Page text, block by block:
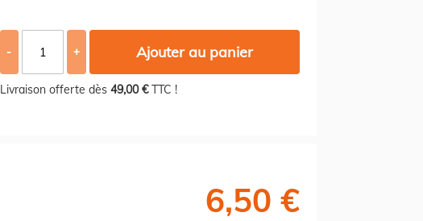
- + Ajouter au panier
Livraison offerte dès 49,00 €TTC !
6,50 €